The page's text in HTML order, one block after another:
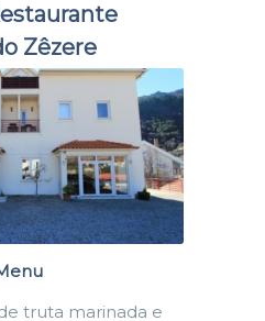
Zêzere
truta marinada e